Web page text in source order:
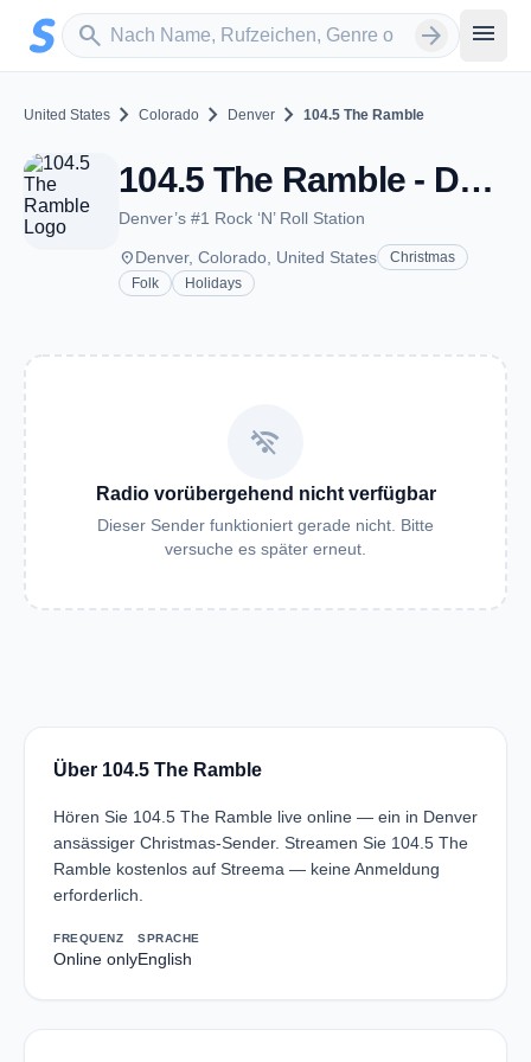
Zum Hauptinhalt springen
search
Sender suchen arrow_forward menu
United States chevron_right Colorado chevron_right Denver chevron_right 104.5 The Ramble
104.5 The Ramble - Denver, CO
Denver’s #1 Rock ‘N’ Roll Station
placeDenver, Colorado, United States
Christmas
Folk
Holidays
wifi_off
Radio vorübergehend nicht verfügbar
Dieser Sender funktioniert gerade nicht. Bitte
versuche es später erneut.
Über 104.5 The Ramble
Hören Sie 104.5 The Ramble live online — ein in Denver
ansässiger Christmas-Sender. Streamen Sie 104.5 The
Ramble kostenlos auf Streema — keine Anmeldung
erforderlich.
FREQUENZ
Online only
SPRACHE
English